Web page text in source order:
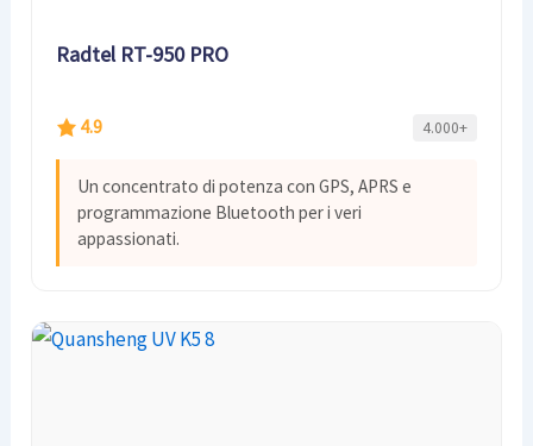
Radtel RT-950 PRO
4.9 4.000+
Un concentrato di potenza con GPS, APRS e
programmazione Bluetooth per i veri
appassionati.